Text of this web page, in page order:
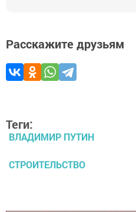
Расскажите друзьям
Теги:
ВЛАДИМИР ПУТИН
СТРОИТЕЛЬСТВО